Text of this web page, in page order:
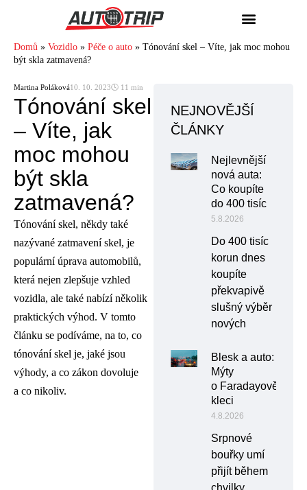
Domů » Vozidlo » Péče o auto » Tónování skel – Víte, jak moc mohou
být skla zatmavená?
Martina Poláková10. 10. 2023🕓 11 min
Tónování skel
– Víte, jak
moc mohou
být skla
zatmavená?
Tónování skel, někdy také
nazývané zatmavení skel, je
populární úprava automobilů,
která nejen zlepšuje vzhled
vozidla, ale také nabízí několik
praktických výhod. V tomto
článku se podíváme, na to, co
tónování skel je, jaké jsou
výhody, a co zákon dovoluje
a co nikoliv.
NEJNOVĚJŠÍ
ČLÁNKY
Nejlevnější
nová auta:
Co koupíte
do 400 tisíc
5.8.2026
Do 400 tisíc
korun dnes
koupíte
překvapivě
slušný výběr
nových
Blesk a auto:
Mýty
o Faradayově
kleci
4.8.2026
Srpnové
bouřky umí
přijít během
chvilky